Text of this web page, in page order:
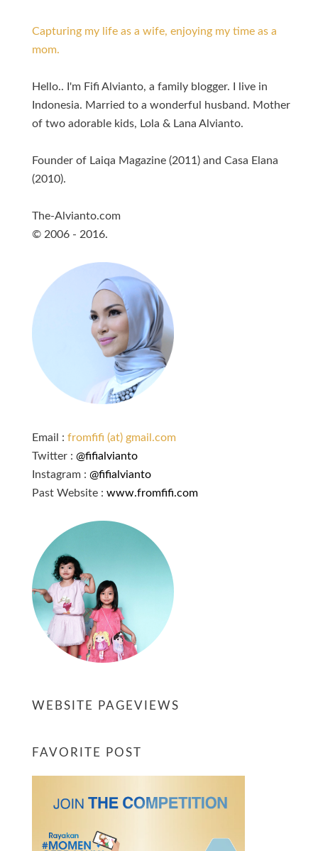
Capturing my life as a wife, enjoying my time as a
mom.
Hello.. I'm Fifi Alvianto, a family blogger. I live in
Indonesia. Married to a wonderful husband. Mother
of two adorable kids, Lola & Lana Alvianto.
Founder of Laiqa Magazine (2011) and Casa Elana
(2010).
The-Alvianto.com
© 2006 - 2016.
Email : fromfifi (at) gmail.com
Twitter : @fifialvianto
Instagram : @fifialvianto
Past Website : www.fromfifi.com
WEBSITE PAGEVIEWS
FAVORITE POST